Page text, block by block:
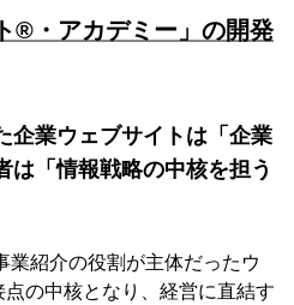
®・アカデミー」の開発
企業ウェブサイトは「企業
は「情報戦略の中核を担う
業紹介の役割が主体だったウ
の中核となり、経営に直結す